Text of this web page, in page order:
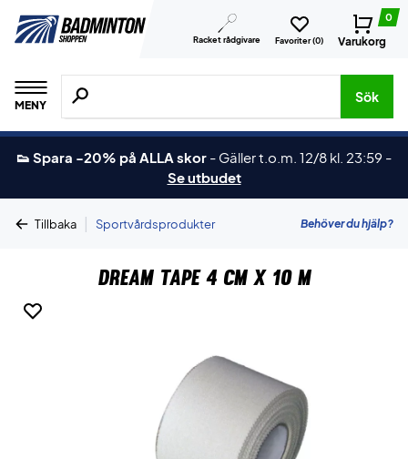
Racket rådgivare Favoriter (0)
0
Varukorg
MENY
Sök efter produkter, märken osv.
Sök
👟 Spara -20% på ALLA skor - Gäller t.o.m. 12/8 kl. 23:59 -
Se utbudet
Tillbaka | Sportvårdsprodukter Behöver du hjälp?
Dream Tape 4 cm x 10 m